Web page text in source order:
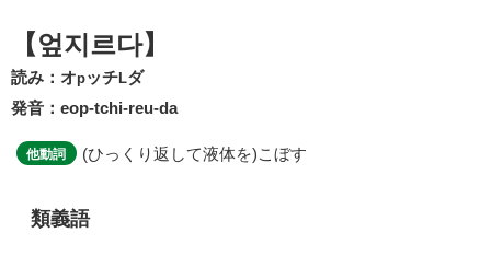
【엎지르다】
読み：オpッチ Lダ
発音：eop-tchi-reu-da
他動詞 (ひっくり返して液体を)こぼす
類義語